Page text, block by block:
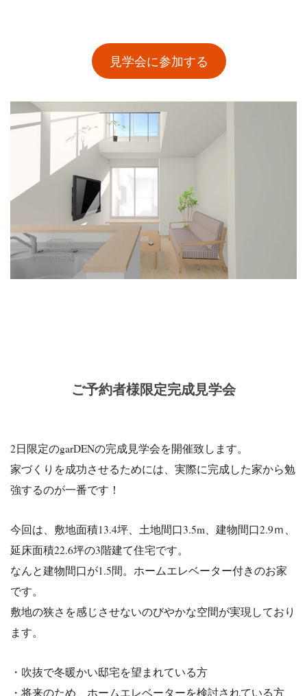
見学会に参加する
ご予約者様限定完成見学会
2日限定のgarDENの完成見学会を開催致します。
家づくりを成功させるためには、実際に完成した家から勉
強するのが一番です！
今回は、敷地面積13.4坪、土地間口3.5m、建物間口2.9ｍ、
延床面積22.6坪の3階建て住宅です。
なんと建物間口が1.5間。ホームエレベーター付きのお家
です。
敷地の狭さを感じさせないのびやかな空間が実現しており
ます。
・吹抜で冬暖かい邸宅を望まれている方
・将来のため、ホームエレベーターを検討されている方